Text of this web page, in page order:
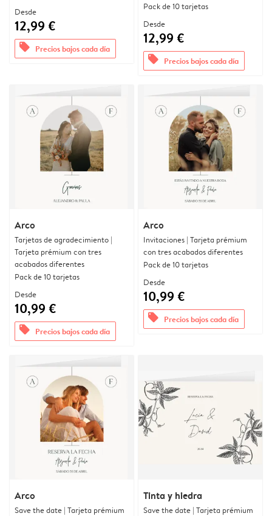
Desde
12,99 €
offers Precios bajos cada día
Pack de 10 tarjetas
Desde
12,99 €
offers Precios bajos cada día
Arco
Tarjetas de agradecimiento |
Tarjeta prémium con tres
acabados diferentes
Pack de 10 tarjetas
Desde
10,99 €
offers Precios bajos cada día
Arco
Invitaciones | Tarjeta prémium
con tres acabados diferentes
Pack de 10 tarjetas
Desde
10,99 €
offers Precios bajos cada día
Arco
Save the date | Tarjeta prémium
Tinta y hiedra
Save the date | Tarjeta prémium